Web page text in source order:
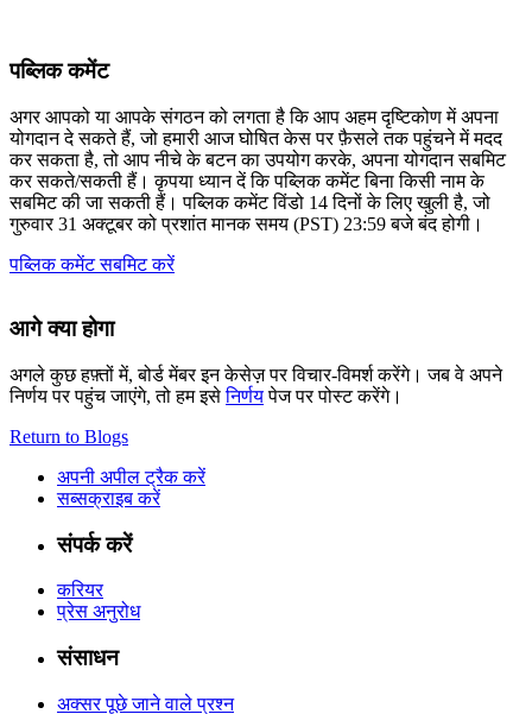
पब्लिक कमेंट
अगर आपको या आपके संगठन को लगता है कि आप अहम दृष्टिकोण में अपना
योगदान दे सकते हैं, जो हमारी आज घोषित केस पर फ़ैसले तक पहुंचने में मदद
कर सकता है, तो आप नीचे के बटन का उपयोग करके, अपना योगदान सबमिट
कर सकते/सकती हैं। कृपया ध्यान दें कि पब्लिक कमेंट बिना किसी नाम के
सबमिट की जा सकती हैं। पब्लिक कमेंट विंडो 14 दिनों के लिए खुली है, जो
गुरुवार 31 अक्टूबर को प्रशांत मानक समय (PST) 23:59 बजे बंद होगी।
पब्लिक कमेंट सबमिट करें
आगे क्या होगा
अगले कुछ हफ़्तों में, बोर्ड मेंबर इन केसेज़ पर विचार-विमर्श करेंगे। जब वे अपने
निर्णय पर पहुंच जाएंगे, तो हम इसेनिर्णयपेज पर पोस्ट करेंगे।
Return to Blogs
अपनी अपील ट्रैक करें
सब्सक्राइब करें
संपर्क करें
करियर
प्रेस अनुरोध
संसाधन
अक्सर पूछे जाने वाले प्रश्न